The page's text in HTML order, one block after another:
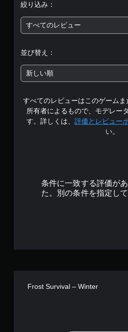
絞り込み：
すべてのレビュー
並び替え：
新しい順
すべてのレビューはこのゲーム
所有者によるもので、モデレー
す。詳しくは、 評価とレビュー
い。
条件に一致する評価が
た。別の条件を指定して
Frost Survival – Winter